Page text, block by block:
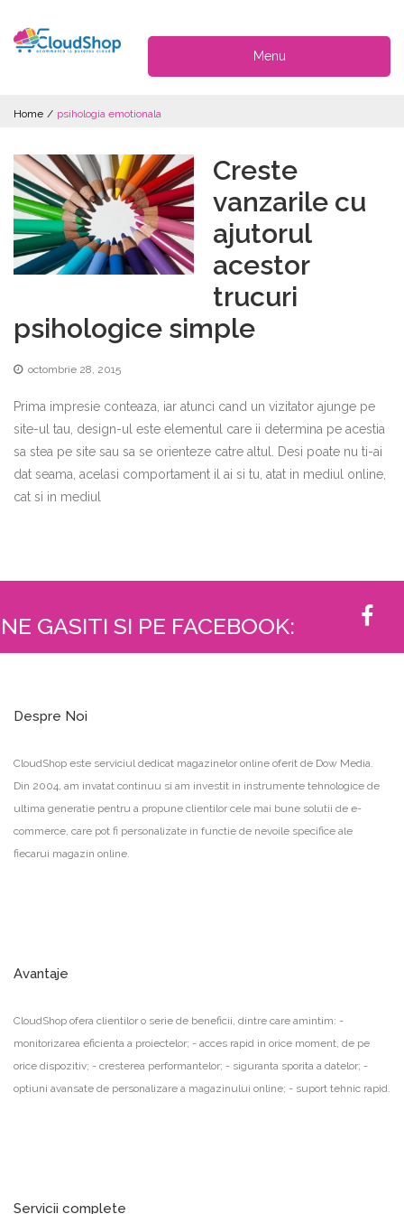
Menu
Home / psihologia emotionala
Creste
vanzarile cu
ajutorul
acestor
trucuri
psihologice simple
octombrie 28, 2015
Prima impresie conteaza, iar atunci cand un vizitator ajunge pe
site-ul tau, design-ul este elementul care ii determina pe acestia
sa stea pe site sau sa se orienteze catre altul. Desi poate nu ti-ai
dat seama, acelasi comportament il ai si tu, atat in mediul online,
cat si in mediul
NE GASITI SI PE FACEBOOK:
Despre Noi
CloudShop este serviciul dedicat magazinelor online oferit de Dow Media.
Din 2004, am invatat continuu si am investit in instrumente tehnologice de
ultima generatie pentru a propune clientilor cele mai bune solutii de e-
commerce, care pot fi personalizate in functie de nevoile specifice ale
fiecarui magazin online.
Avantaje
CloudShop ofera clientilor o serie de beneficii, dintre care amintim: -
monitorizarea eficienta a proiectelor; - acces rapid in orice moment, de pe
orice dispozitiv; - cresterea performantelor; - siguranta sporita a datelor; -
optiuni avansate de personalizare a magazinului online; - suport tehnic rapid.
Servicii complete